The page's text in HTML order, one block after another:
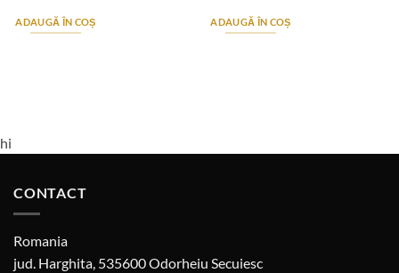
ADAUGĂ ÎN COȘ ADAUGĂ ÎN COȘ
hi
CONTACT
Romania
jud. Harghita, 535600 Odorheiu Secuiesc